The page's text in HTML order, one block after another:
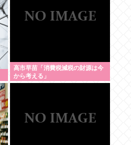
高市早苗「消費税減税の財源は今
から考える」